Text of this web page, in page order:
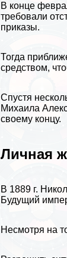
В конце
требовали
приказы.
Тогда
средством,
Спустя
Михаила
своему концу.
Личная
В 1889 г.
Будущий
Несмотря на